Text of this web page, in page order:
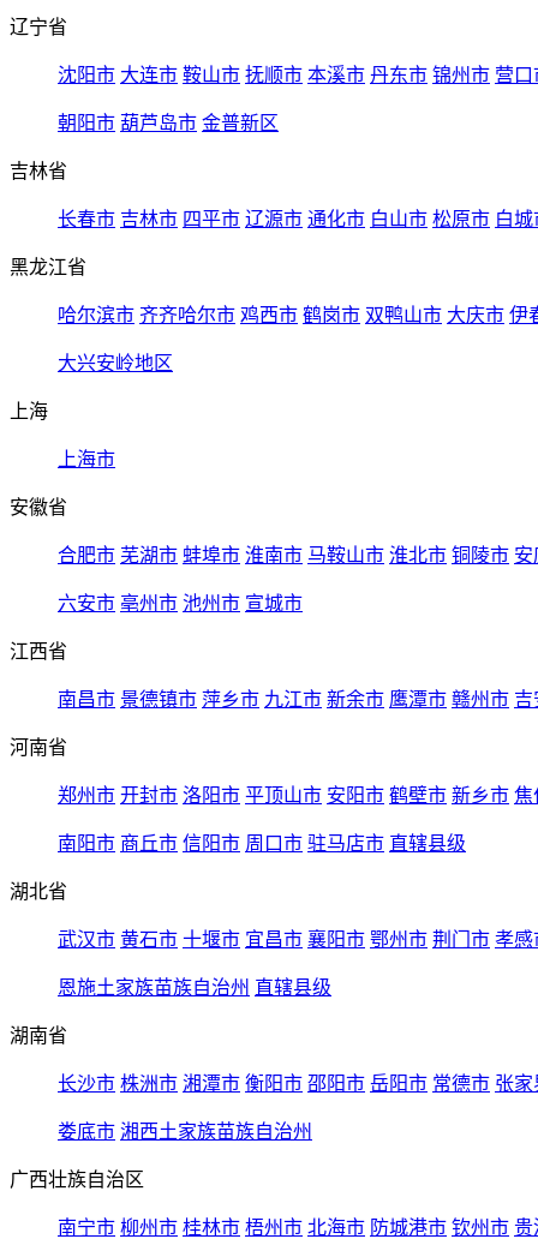
辽宁省
沈阳市 大连市 鞍山市 抚顺市 本溪市 丹东市 锦州市 营口
朝阳市 葫芦岛市 金普新区
吉林省
长春市 吉林市 四平市 辽源市 通化市 白山市 松原市 白城
黑龙江省
哈尔滨市 齐齐哈尔市 鸡西市 鹤岗市 双鸭山市 大庆市 伊
大兴安岭地区
上海
上海市
安徽省
合肥市 芜湖市 蚌埠市 淮南市 马鞍山市 淮北市 铜陵市 安
六安市 亳州市 池州市 宣城市
江西省
南昌市 景德镇市 萍乡市 九江市 新余市 鹰潭市 赣州市 吉
河南省
郑州市 开封市 洛阳市 平顶山市 安阳市 鹤壁市 新乡市 焦
南阳市 商丘市 信阳市 周口市 驻马店市 直辖县级
湖北省
武汉市 黄石市 十堰市 宜昌市 襄阳市 鄂州市 荆门市 孝感
恩施土家族苗族自治州 直辖县级
湖南省
长沙市 株洲市 湘潭市 衡阳市 邵阳市 岳阳市 常德市 张家
娄底市 湘西土家族苗族自治州
广西壮族自治区
南宁市 柳州市 桂林市 梧州市 北海市 防城港市 钦州市 贵